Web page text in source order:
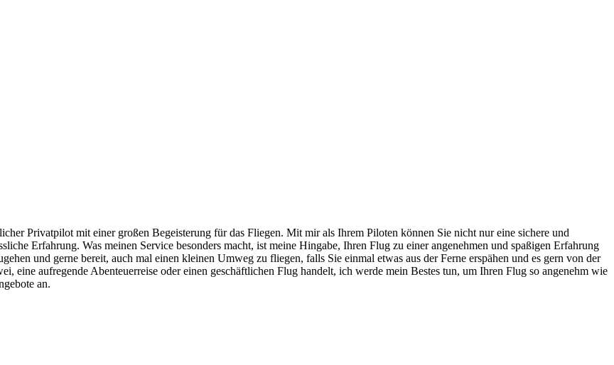
Privatpilot mit einer großen Begeisterung für das Fliegen. Mit mir als Ihrem Piloten können Sie nicht nur eine sichere und
Erfahrung. Was meinen Service besonders macht, ist meine Hingabe, Ihren Flug zu einer angenehmen und spaßigen Erfahrung
und gerne bereit, auch mal einen kleinen Umweg zu fliegen, falls Sie einmal etwas aus der Ferne erspähen und es gern von der
eine aufregende Abenteuerreise oder einen geschäftlichen Flug handelt, ich werde mein Bestes tun, um Ihren Flug so angenehm wie
an.